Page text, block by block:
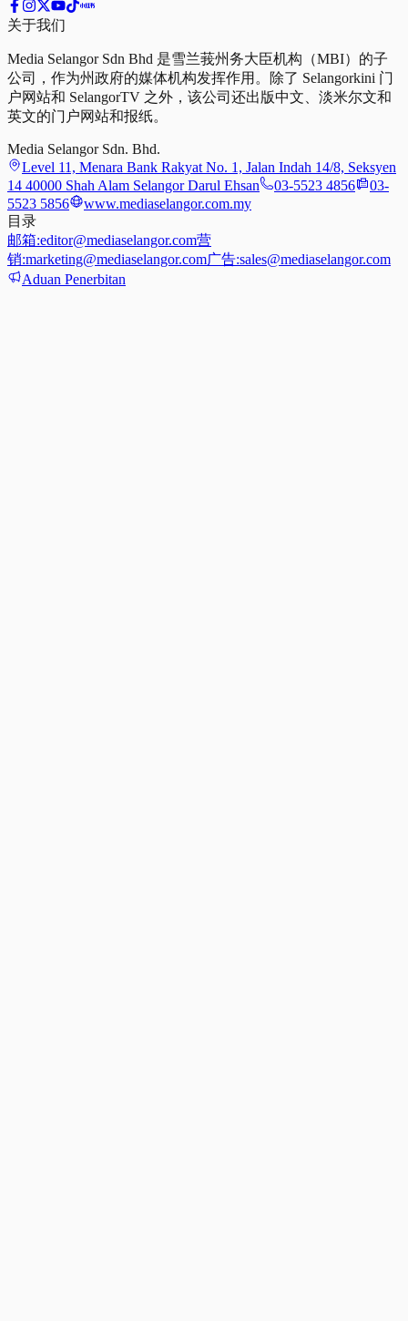
关于我们
Media Selangor Sdn Bhd 是雪兰莪州务大臣机构（MBI）的子
公司，作为州政府的媒体机构发挥作用。除了 Selangorkini 门
户网站和 SelangorTV 之外，该公司还出版中文、淡米尔文和
英文的门户网站和报纸。
Media Selangor Sdn. Bhd.
Level 11, Menara Bank Rakyat No. 1, Jalan Indah 14/8, Seksyen
14 40000 Shah Alam Selangor Darul Ehsan
03-5523 4856
03-
5523 5856
www.mediaselangor.com.my
目录
邮箱:editor@mediaselangor.com营
销:marketing@mediaselangor.com广告:sales@mediaselangor.com
Aduan Penerbitan